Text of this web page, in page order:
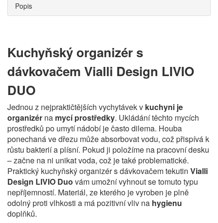
Popis
Kuchyňský organizér s
dávkovačem Vialli Design LIVIO
DUO
Jednou z nejpraktičtějších vychytávek v kuchyni je
organizér na mycí prostředky. Ukládání těchto mycích
prostředků po umytí nádobí je často dilema. Houba
ponechaná ve dřezu může absorbovat vodu, což přispívá k
růstu bakterií a plísní. Pokud ji položíme na pracovní desku
– začne na ni unikat voda, což je také problematické.
Praktický kuchyňský organizér s dávkovačem tekutin Vialli
Design LIVIO Duo vám umožní vyhnout se tomuto typu
nepříjemností. Materiál, ze kterého je vyroben je plně
odolný proti vlhkosti a má pozitivní vliv na hygienu
doplňků.